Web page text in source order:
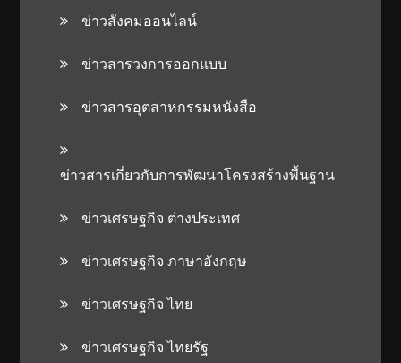
ข่าวสังคมออนไลน์
ข่าวสารวงการออกแบบ
ข่าวสารอุตสาหกรรมหนังสือ
ข่าวสารเกี่ยวกับการพัฒนาโครงสร้างพื้นฐาน
ข่าวเศรษฐกิจ ต่างประเทศ
ข่าวเศรษฐกิจ ภาษาอังกฤษ
ข่าวเศรษฐกิจ ไทย
ข่าวเศรษฐกิจ ไทยรัฐ